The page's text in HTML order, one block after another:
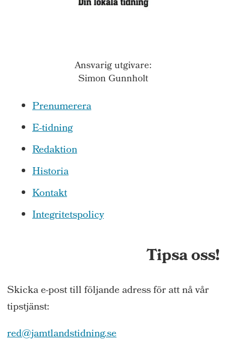
Ansvarig utgivare:
Simon Gunnholt
Prenumerera
E-tidning
Redaktion
Historia
Kontakt
Integritetspolicy
Tipsa oss!
Skicka e-post till följande adress för att nå vår
tipstjänst:
red@jamtlandstidning.se